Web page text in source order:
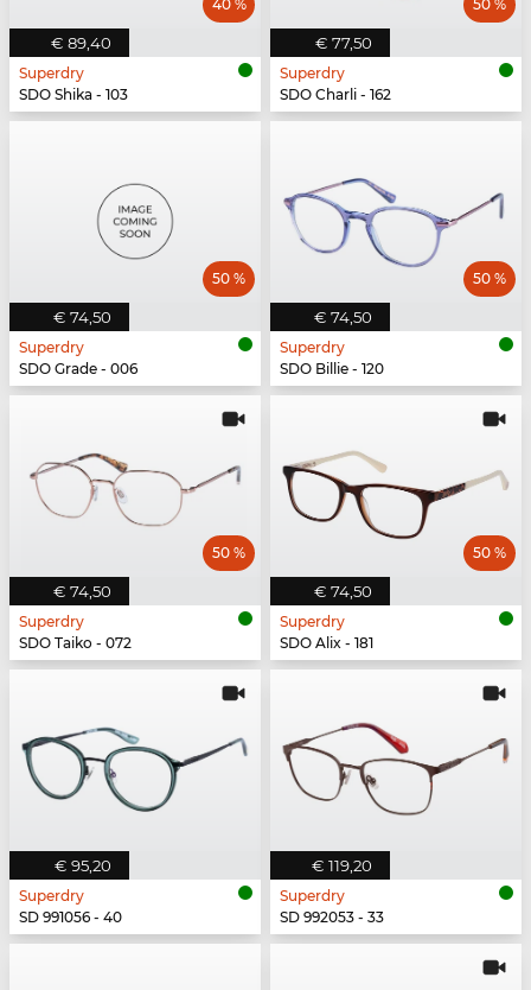
€ 89,40
40 %
Superdry
SDO Shika - 103
€ 77,50
50 %
Superdry
SDO Charli - 162
€ 74,50
50 %
Superdry
SDO Grade - 006
€ 74,50
50 %
Superdry
SDO Billie - 120
€ 74,50
50 %
Superdry
SDO Taiko - 072
€ 74,50
50 %
Superdry
SDO Alix - 181
€ 95,20
Superdry
SD 991056 - 40
€ 119,20
Superdry
SD 992053 - 33